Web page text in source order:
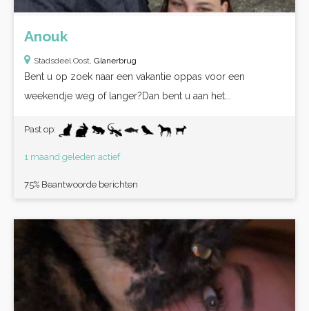
Anouk
Stadsdeel Oost, Glanerbrug
Bent u op zoek naar een vakantie oppas voor een
weekendje weg of langer?Dan bent u aan het...
Past op:
1 maand geleden actief
75% Beantwoorde berichten